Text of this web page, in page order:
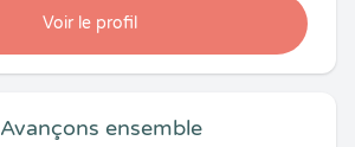
Voir le profil
Avançons ensemble